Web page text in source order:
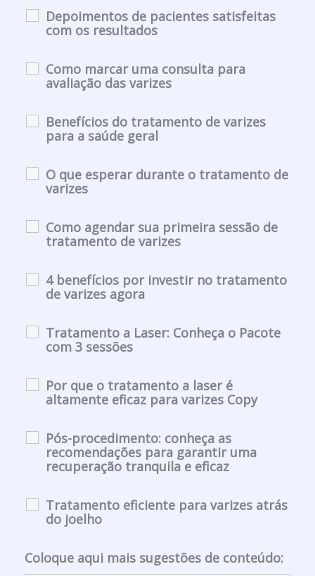
Depoimentos de pacientes satisfeitas
com os resultados
Como marcar uma consulta para
avaliação das varizes
Benefícios do tratamento de varizes
para a saúde geral
O que esperar durante o tratamento de
varizes
Como agendar sua primeira sessão de
tratamento de varizes
4 benefícios por investir no tratamento
de varizes agora
Tratamento a Laser: Conheça o Pacote
com 3 sessões
Por que o tratamento a laser é
altamente eficaz para varizes Copy
Pós-procedimento: conheça as
recomendações para garantir uma
recuperação tranquila e eficaz
Tratamento eficiente para varizes atrás
do joelho
Coloque aqui mais sugestões de conteúdo: